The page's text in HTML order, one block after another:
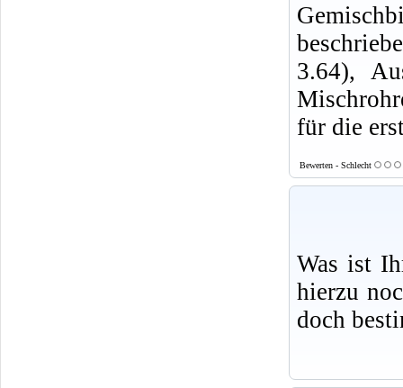
3.64),
für die
Bewerten - Schlecht
Was ist
hierzu
doch